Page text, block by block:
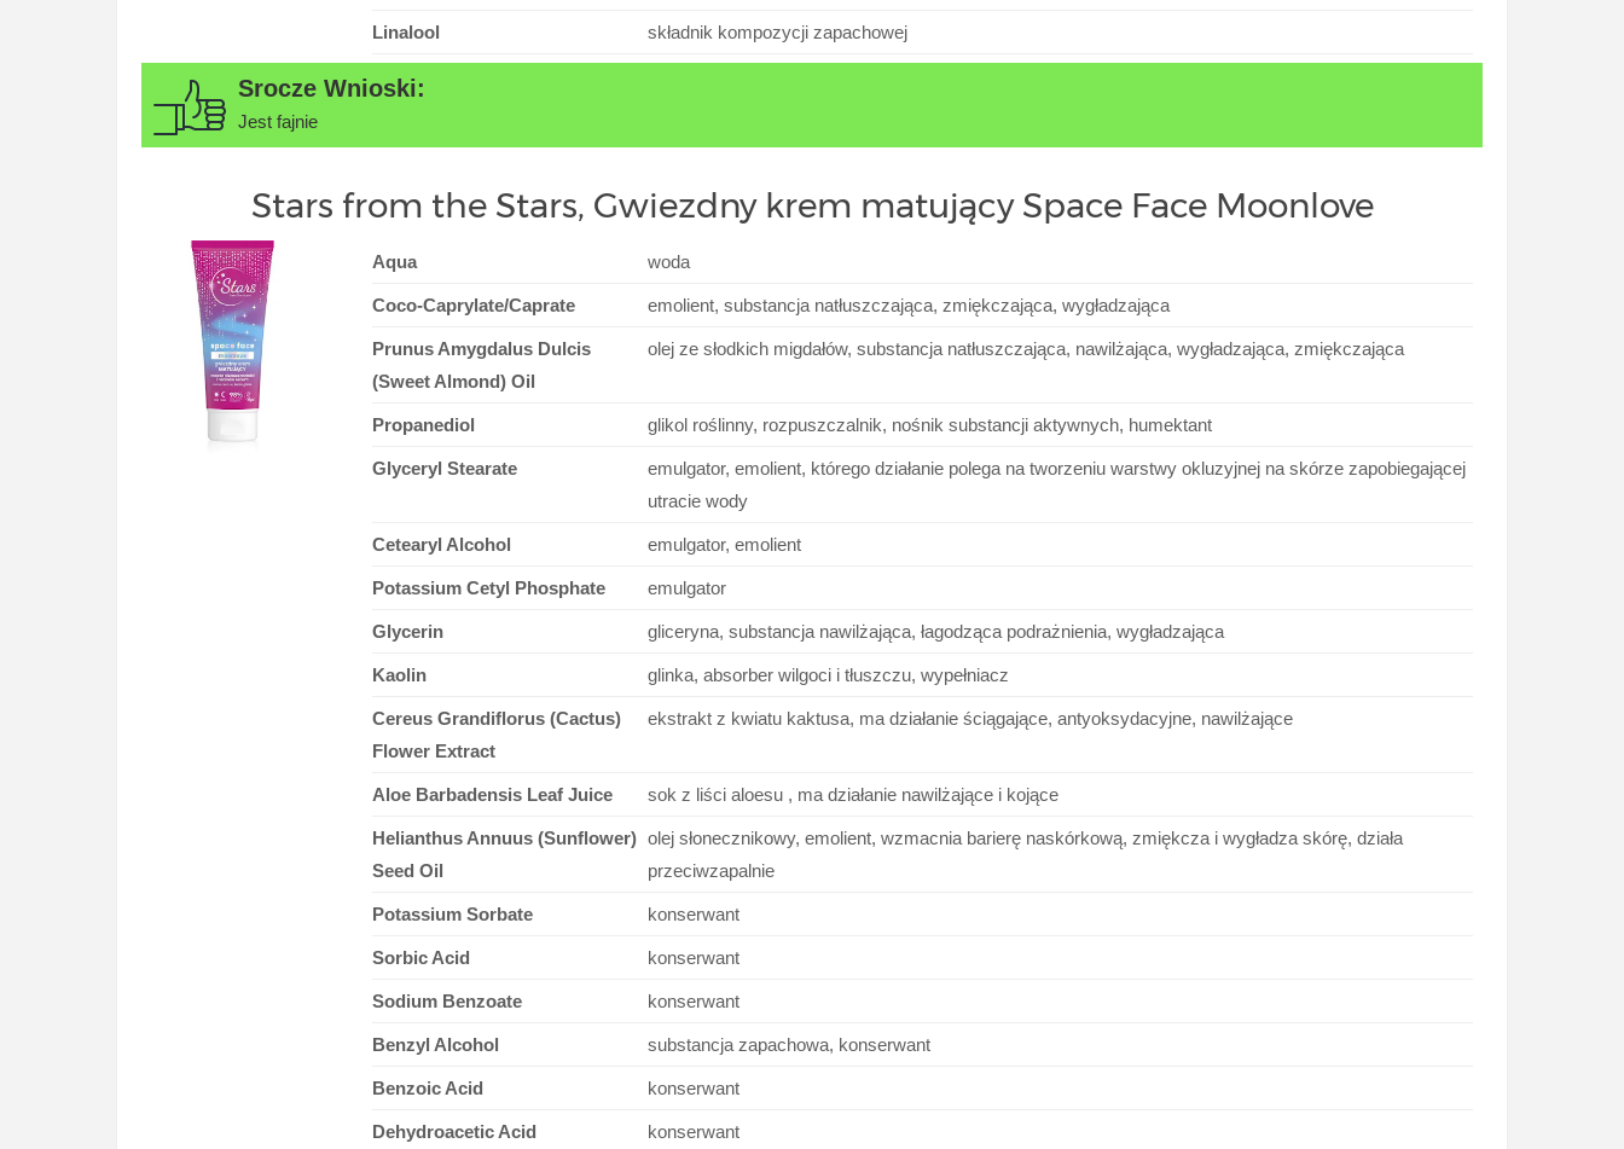
Linalool składnik kompozycji zapachowej
Jest fajnie
Stars from the Stars, Gwiezdny krem matujący Space Face Moonlove
Aqua woda
Coco-Caprylate/Caprate emolient, substancja natłuszczająca, zmiękczająca, wygładzająca
Prunus Amygdalus Dulcis
(Sweet Almond) Oil
olej ze słodkich migdałów, substancja natłuszczająca, nawilżająca, wygładzająca, zmiękczająca
Propanediol glikol roślinny, rozpuszczalnik, nośnik substancji aktywnych, humektant
Glyceryl Stearate
emulgator, emolient, którego działanie polega na tworzeniu warstwy okluzyjnej na skórze zapobiegającej
utracie wody
Cetearyl Alcohol emulgator, emolient
Potassium Cetyl Phosphate emulgator
Glycerin gliceryna, substancja nawilżająca, łagodząca podrażnienia, wygładzająca
Kaolin glinka, absorber wilgoci i tłuszczu, wypełniacz
Cereus Grandiflorus (Cactus)
Flower Extract
ekstrakt z kwiatu kaktusa, ma działanie ściągające, antyoksydacyjne, nawilżające
Aloe Barbadensis Leaf Juice sok z liści aloesu , ma działanie nawilżające i kojące
Helianthus Annuus (Sunflower)
Seed Oil
olej słonecznikowy, emolient, wzmacnia barierę naskórkową, zmiękcza i wygładza skórę, działa
przeciwzapalnie
Potassium Sorbate konserwant
Sorbic Acid konserwant
Sodium Benzoate konserwant
Benzyl Alcohol substancja zapachowa, konserwant
Benzoic Acid konserwant
Dehydroacetic Acid konserwant